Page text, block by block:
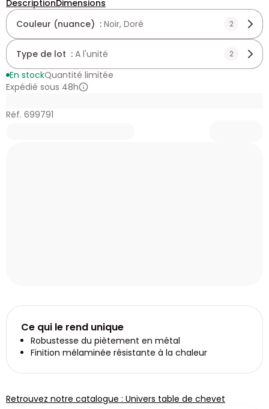
DescriptionDimensions
Couleur (nuance) : Noir, Doré 2
Type de lot : A l'unité 2
En stockQuantité limitée
Expédié sous 48h
Réf. 699791
Ce qui le rend unique
Robustesse du piètement en métal
Finition mélaminée résistante à la chaleur
Retrouvez notre catalogue : Univers table de chevet